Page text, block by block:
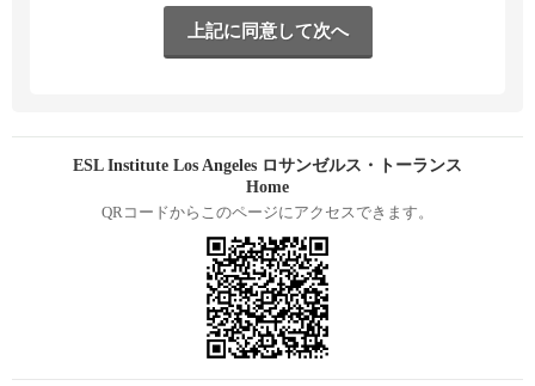
ESL Institute Los Angeles ロサンゼルス・トーランス
Home
QRコードからこのページにアクセスできます。